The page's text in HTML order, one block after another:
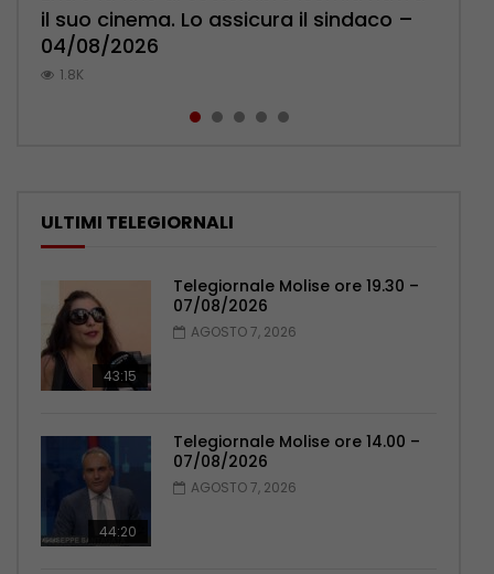
il suo cinema. Lo assicura il sindaco –
04/08/2026
1.8K
l’ambulatorio per curare l’osteoporosi
– 06/08/2026
1.1K
Pensionati: più relazioni e servizi di
prossimità – 04/08/2026
1.1K
cittadini: ‘Abbiamo paura per i ragazzi’
– 07/08/2026
1K
Polizia: impegno nel rafforzare organici
– 05/08/2026
1K
ULTIMI TELEGIORNALI
43:15
Telegiornale Molise ore 19.30 –
07/08/2026
AGOSTO 7, 2026
44:20
Telegiornale Molise ore 14.00 –
07/08/2026
AGOSTO 7, 2026